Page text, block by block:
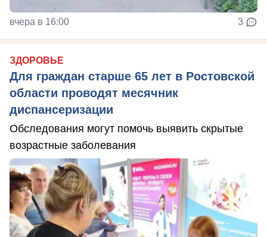
вчера в 16:00 3
ЗДОРОВЬЕ
Для граждан старше 65 лет в Ростовской
области проводят месячник
диспансеризации
Обследования могут помочь выявить скрытые
возрастные заболевания